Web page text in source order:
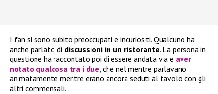
I fan si sono subito preoccupati e incuriositi. Qualcuno ha
anche parlato di discussioni in un ristorante. La persona in
questione ha raccontato poi di essere andata via e aver
notato qualcosa tra i due, che nel mentre parlavano
animatamente mentre erano ancora seduti al tavolo con gli
altri commensali.